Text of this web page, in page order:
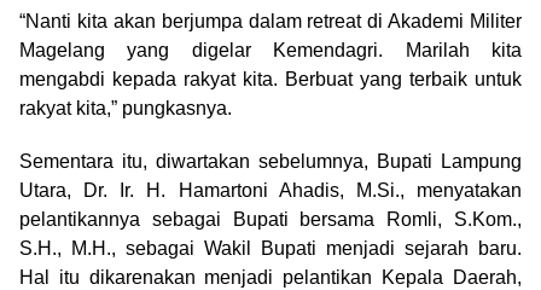
“Nanti kita akan berjumpa dalam retreat di Akademi Militer
Magelang yang digelar Kemendagri. Marilah kita
mengabdi kepada rakyat kita. Berbuat yang terbaik untuk
rakyat kita,” pungkasnya.
Sementara itu, diwartakan sebelumnya, Bupati Lampung
Utara, Dr. Ir. H. Hamartoni Ahadis, M.Si., menyatakan
pelantikannya sebagai Bupati bersama Romli, S.Kom.,
S.H., M.H., sebagai Wakil Bupati menjadi sejarah baru.
Hal itu dikarenakan menjadi pelantikan Kepala Daerah,